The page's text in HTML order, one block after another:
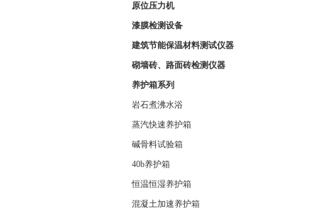
原位压力机
漆膜检测设备
建筑节能保温材料测试仪器
砌墙砖、路面砖检测仪器
养护箱系列
岩石煮沸水浴
蒸汽快速养护箱
碱骨料试验箱
40b养护箱
恒温恒湿养护箱
混凝土加速养护箱